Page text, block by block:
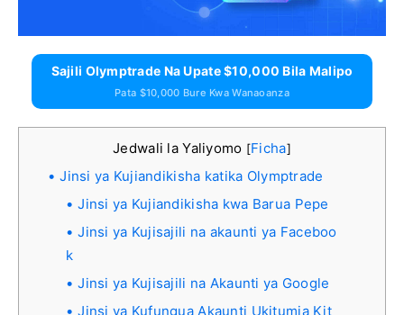
Sajili Olymptrade Na Upate $10,000 Bila Malipo
Pata $10,000 Bure Kwa Wanaoanza
Jedwali la Yaliyomo [Ficha]
Jinsi ya Kujiandikisha katika Olymptrade
Jinsi ya Kujiandikisha kwa Barua Pepe
Jinsi ya Kujisajili na akaunti ya Faceboo
k
Jinsi ya Kujisajili na Akaunti ya Google
Jinsi ya Kufungua Akaunti Ukitumia Kit